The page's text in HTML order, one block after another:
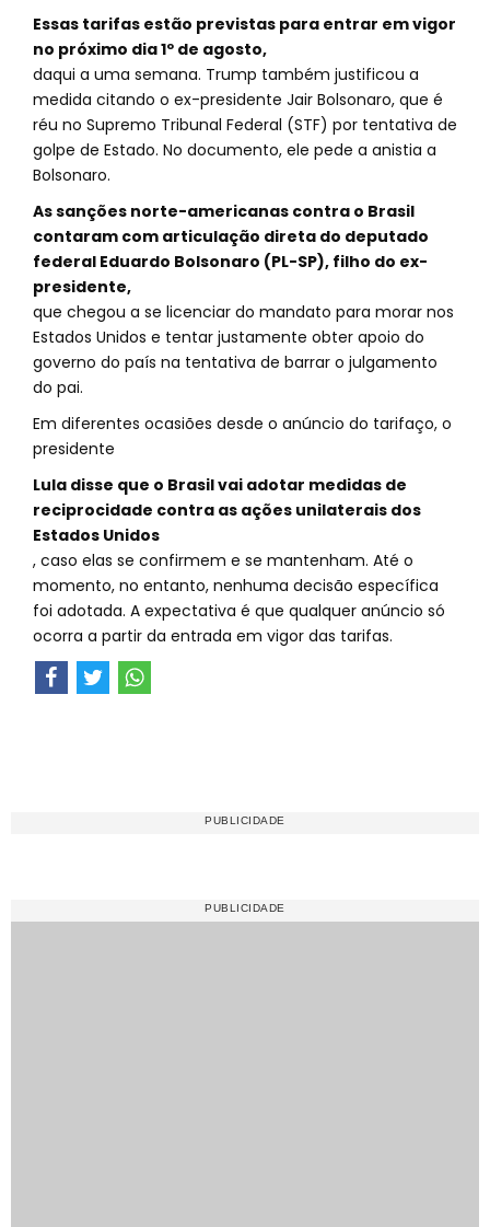
Essas tarifas estão previstas para entrar em vigor
no próximo dia 1º de agosto,
daqui a uma semana. Trump também justificou a
medida citando o ex-presidente Jair Bolsonaro, que é
réu no Supremo Tribunal Federal (STF) por tentativa de
golpe de Estado. No documento, ele pede a anistia a
Bolsonaro.
As sanções norte-americanas contra o Brasil
contaram com articulação direta do deputado
federal Eduardo Bolsonaro (PL-SP), filho do ex-
presidente,
que chegou a se licenciar do mandato para morar nos
Estados Unidos e tentar justamente obter apoio do
governo do país na tentativa de barrar o julgamento
do pai.
Em diferentes ocasiões desde o anúncio do tarifaço, o
presidente
Lula disse que o Brasil vai adotar medidas de
reciprocidade contra as ações unilaterais dos
Estados Unidos
, caso elas se confirmem e se mantenham. Até o
momento, no entanto, nenhuma decisão específica
foi adotada. A expectativa é que qualquer anúncio só
ocorra a partir da entrada em vigor das tarifas.